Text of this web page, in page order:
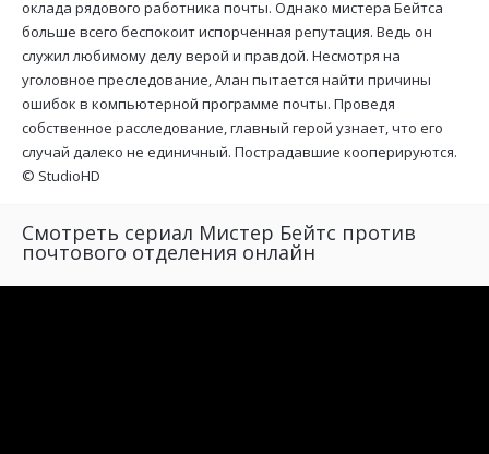
оклада рядового работника почты. Однако мистера Бейтса
больше всего беспокоит испорченная репутация. Ведь он
служил любимому делу верой и правдой. Несмотря на
уголовное преследование, Алан пытается найти причины
ошибок в компьютерной программе почты. Проведя
собственное расследование, главный герой узнает, что его
случай далеко не единичный. Пострадавшие кооперируются.
© StudioHD
Смотреть сериал Мистер Бейтс против
почтового отделения онлайн